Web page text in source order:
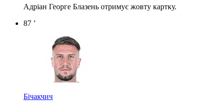
Адріан Георге Блазень отримує жовту картку.
87 ’
Бічакчич